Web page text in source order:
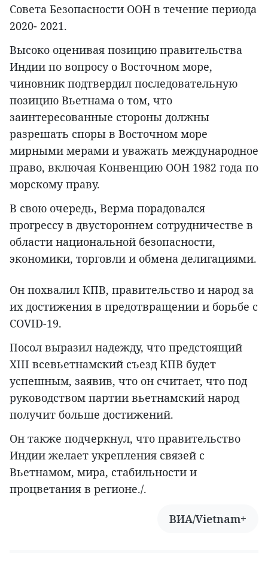
Совета Безопасности ООН в течение периода
2020- 2021.
Высоко оценивая позицию правительства
Индии по вопросу о Восточном море,
чиновник подтвердил последовательную
позицию Вьетнама о том, что
заинтересованные стороны должны
разрешать споры в Восточном море
мирными мерами и уважать международное
право, включая Конвенцию ООН 1982 года по
морскому праву.
В свою очередь, Верма порадовался
прогрессу в двустороннем сотрудничестве в
области национальной безопасности,
экономики, торговли и обмена делигациями.
Он похвалил КПВ, правительство и народ за
их достижения в предотвращении и борьбе с
COVID-19.
Посол выразил надежду, что предстоящий
XIII всевьетнамский съезд КПВ будет
успешным, заявив, что он считает, что под
руководством партии вьетнамский народ
получит больше достижений.
Он также подчеркнул, что правительство
Индии желает укрепления связей с
Вьетнамом, мира, стабильности и
процветания в регионе./.
ВИА/Vietnam+